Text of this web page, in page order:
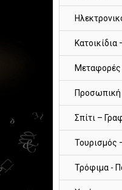
Μεταφορές
Προσωπική
Σπίτι –
Τουρισμός
Τρόφιμα -